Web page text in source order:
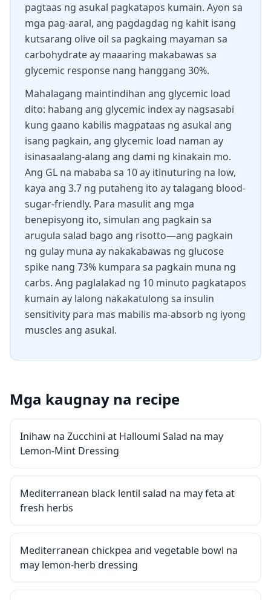
pagtaas ng asukal pagkatapos kumain. Ayon sa
mga pag-aaral, ang pagdagdag ng kahit isang
kutsarang olive oil sa pagkaing mayaman sa
carbohydrate ay maaaring makabawas sa
glycemic response nang hanggang 30%.
Mahalagang maintindihan ang glycemic load
dito: habang ang glycemic index ay nagsasabi
kung gaano kabilis magpataas ng asukal ang
isang pagkain, ang glycemic load naman ay
isinasaalang-alang ang dami ng kinakain mo.
Ang GL na mababa sa 10 ay itinuturing na low,
kaya ang 3.7 ng putaheng ito ay talagang blood-
sugar-friendly. Para masulit ang mga
benepisyong ito, simulan ang pagkain sa
arugula salad bago ang risotto—ang pagkain
ng gulay muna ay nakakabawas ng glucose
spike nang 73% kumpara sa pagkain muna ng
carbs. Ang paglalakad ng 10 minuto pagkatapos
kumain ay lalong nakakatulong sa insulin
sensitivity para mas mabilis ma-absorb ng iyong
muscles ang asukal.
Mga kaugnay na recipe
Inihaw na Zucchini at Halloumi Salad na may
Lemon-Mint Dressing
Mediterranean black lentil salad na may feta at
fresh herbs
Mediterranean chickpea and vegetable bowl na
may lemon-herb dressing